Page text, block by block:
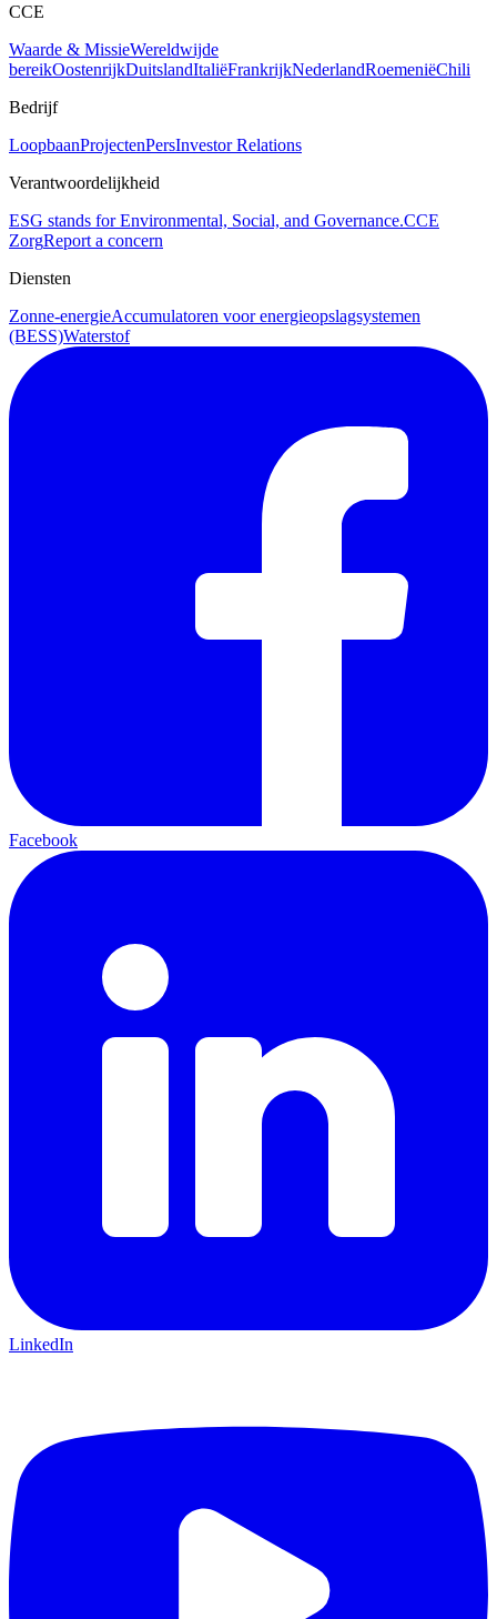
CCE
Waarde & MissieWereldwijde
bereikOostenrijkDuitslandItaliëFrankrijkNederlandRoemeniëChili
Bedrijf
LoopbaanProjectenPersInvestor Relations
Verantwoordelijkheid
ESG stands for Environmental, Social, and Governance.CCE
ZorgReport a concern
Diensten
Zonne-energieAccumulatoren voor energieopslagsystemen
(BESS)Waterstof
Facebook
LinkedIn